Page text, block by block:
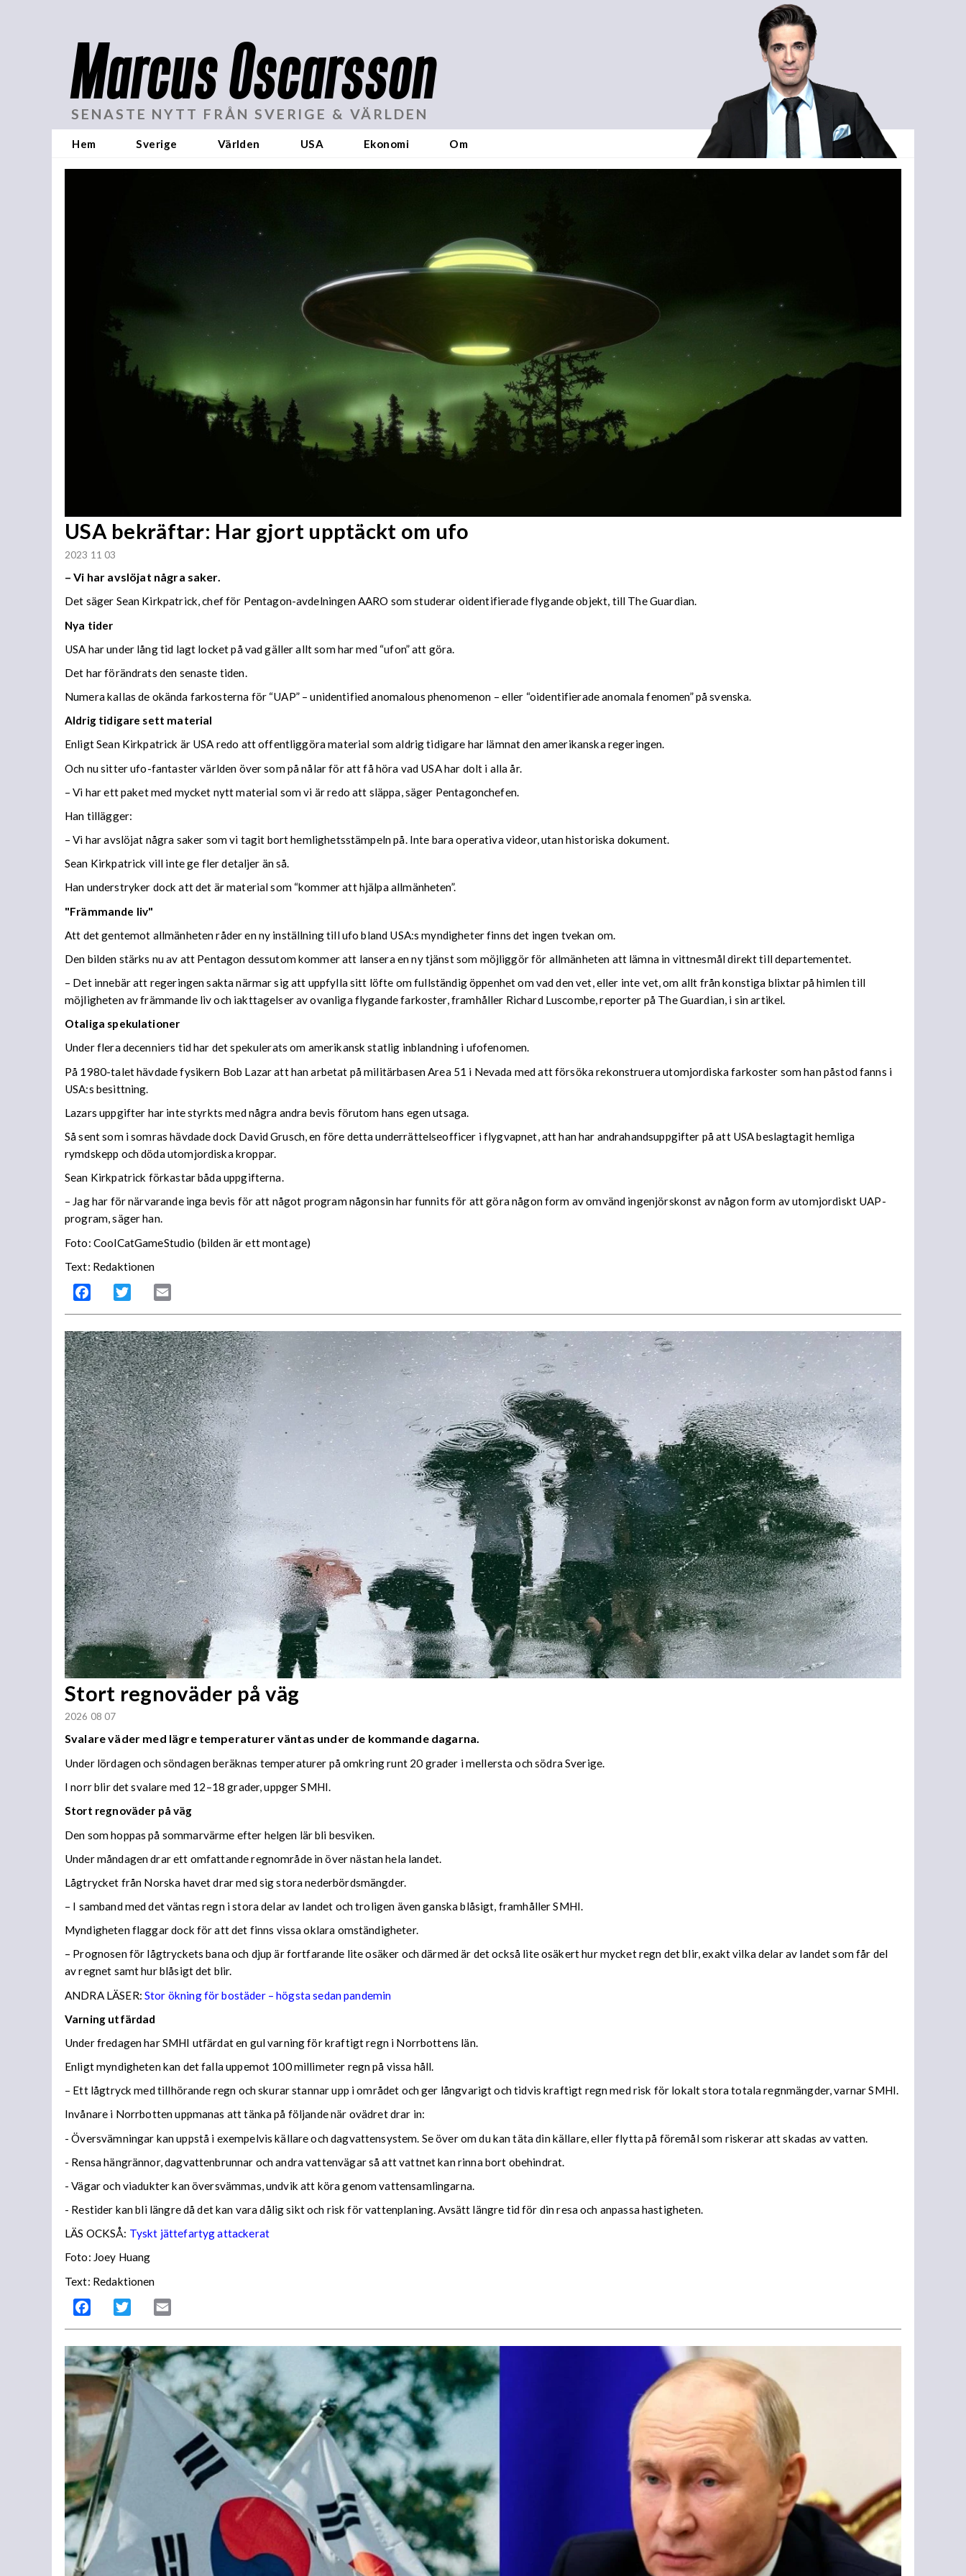
Marcus Oscarsson
SENASTE NYTT FRÅN SVERIGE & VÄRLDEN
Hem Sverige Världen USA Ekonomi Om
USA bekräftar: Har gjort upptäckt om ufo
2023 11 03
– Vi har avslöjat några saker.
Det säger Sean Kirkpatrick, chef för Pentagon-avdelningen AARO som studerar oidentifierade flygande objekt, till The Guardian.
Nya tider
USA har under lång tid lagt locket på vad gäller allt som har med “ufon” att göra.
Det har förändrats den senaste tiden.
Numera kallas de okända farkosterna för “UAP” –unidentified anomalous phenomenon – eller “oidentifieradeanomala fenomen” på svenska.
Aldrig tidigare sett material
Enligt Sean Kirkpatrick är USA redo att offentliggöra material som aldrig tidigare har lämnat den amerikanska regeringen.
Och nu sitter ufo-fantaster världen över som på nålar för att få höra vad USA har dolt i alla år.
– Vi har ett paket med mycket nytt material som vi är redo att släppa, säger Pentagonchefen.
Han tillägger:
– Vi har avslöjat några saker som vi tagit bort hemlighetsstämpeln på. Inte bara operativa videor, utan historiska dokument.
Sean Kirkpatrick vill inte ge fler detaljer än så.
Han understryker dock att det är material som “kommer att hjälpa allmänheten”.
"Främmande liv"
Att det gentemot allmänheten råder en ny inställning till ufo bland USA:s myndigheter finns det ingen tvekan om.
Den bilden stärks nu av att Pentagon dessutom kommer att lansera en ny tjänst som möjliggör för allmänheten att lämna in vittnesmål direkt till departementet.
– Det innebär att regeringen sakta närmar sig att uppfylla sitt löfte om fullständig öppenhet om vad den vet, eller inte vet, om allt från konstiga blixtar på himlen till
möjligheten av främmande liv och iakttagelser av ovanliga flygande farkoster, framhåller Richard Luscombe, reporter på The Guardian, i sin artikel.
Otaliga spekulationer
Under flera decenniers tid har det spekulerats om amerikansk statlig inblandning i ufofenomen.
På 1980-talet hävdade fysikern Bob Lazar att han arbetat på militärbasen Area 51 i Nevada med att försöka rekonstruera utomjordiska farkoster som han påstod fanns i
USA:s besittning.
Lazars uppgifter har inte styrkts med några andra bevis förutom hans egen utsaga.
Så sent som i somras hävdade dock David Grusch, en före detta underrättelseofficer i flygvapnet, att han har andrahandsuppgifter på att USA beslagtagit hemliga
rymdskepp och döda utomjordiska kroppar.
Sean Kirkpatrick förkastar båda uppgifterna.
– Jag har för närvarande inga bevis för att något program någonsin har funnits för att göra någon form av omvänd ingenjörskonst av någon form av utomjordiskt UAP-
program, säger han.
Foto: CoolCatGameStudio (bilden är ett montage)
Text: Redaktionen
Facebook Twitter
Stort regnoväder på väg
2026 08 07
Svalare väder med lägre temperaturer väntas under de kommande dagarna.
Under lördagen och söndagen beräknas temperaturer på omkring runt 20 grader i mellersta och södra Sverige.
I norr blir det svalare med 12–18 grader, uppger SMHI.
Stort regnoväder på väg
Den som hoppas på sommarvärme efter helgen lär bli besviken.
Under måndagen drar ett omfattande regnområde in över nästan hela landet.
Lågtrycket från Norska havet drar med sig stora nederbördsmängder.
– I samband med det väntas regn i stora delar av landet och troligen även ganska blåsigt, framhåller SMHI.
Myndigheten flaggar dock för att det finns vissa oklara omständigheter.
– Prognosen för lågtryckets bana och djup är fortfarande lite osäker och därmed är det också lite osäkert hur mycket regn det blir, exakt vilka delar av landet som får del
av regnet samt hur blåsigt det blir.
ANDRA LÄSER: Stor ökning för bostäder – högsta sedan pandemin
Varning utfärdad
Under fredagen har SMHI utfärdat en gul varning för kraftigt regn i Norrbottens län.
Enligt myndigheten kan det falla uppemot 100 millimeter regn på vissa håll.
– Ett lågtryck med tillhörande regn och skurar stannar upp i området och ger långvarigt och tidvis kraftigt regn med risk för lokalt stora totala regnmängder, varnar SMHI.
Invånare i Norrbotten uppmanas att tänka på följande när ovädret drar in:
- Översvämningar kan uppstå i exempelvis källare och dagvattensystem. Se över om du kan täta din källare, eller flytta på föremål som riskerar att skadas av vatten.
- Rensa hängrännor, dagvattenbrunnar och andra vattenvägar så att vattnet kan rinna bort obehindrat.
- Vägar och viadukter kan översvämmas, undvik att köra genom vattensamlingarna.
- Restider kan bli längre då det kan vara dålig sikt och risk för vattenplaning. Avsätt längre tid för din resa och anpassa hastigheten.
LÄS OCKSÅ: Tyskt jättefartyg attackerat
Foto: Joey Huang
Text: Redaktionen
Facebook Twitter